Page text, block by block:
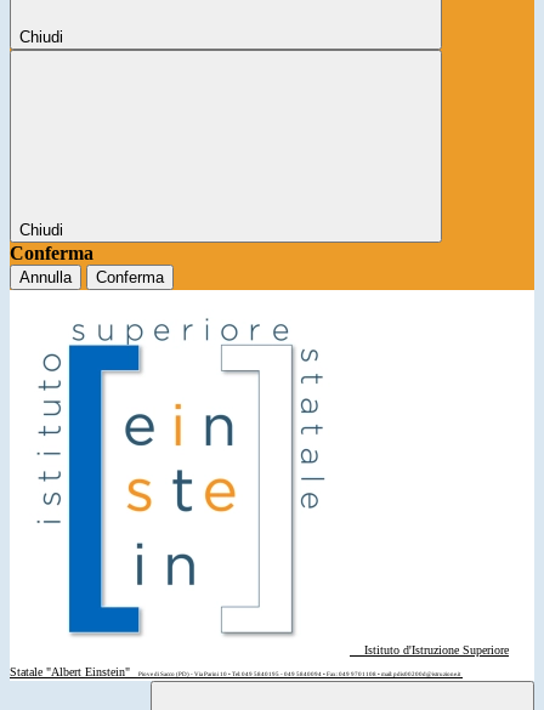
Chiudi
Chiudi
Conferma
Annulla Conferma
Istituto d'Istruzione Superiore
Statale "Albert Einstein"
Piove di Sacco (PD) - Via Parini 10 • Tel: 049 5840195 - 049 5840094 • Fax: 049 9701108 • mail: pdis00200d@istruzione.it